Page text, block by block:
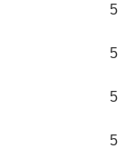
5
5
5
5